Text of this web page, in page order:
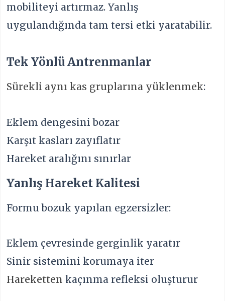
mobiliteyi artırmaz. Yanlış
uygulandığında tam tersi etki yaratabilir.
Tek Yönlü Antrenmanlar
Sürekli aynı kas gruplarına yüklenmek:
Eklem dengesini bozar
Karşıt kasları zayıflatır
Hareket aralığını sınırlar
Yanlış Hareket Kalitesi
Formu bozuk yapılan egzersizler:
Eklem çevresinde gerginlik yaratır
Sinir sistemini korumaya iter
Hareketten kaçınma refleksi oluşturur